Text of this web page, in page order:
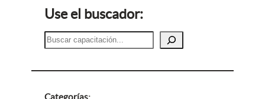
Use el buscador:
B
u
a